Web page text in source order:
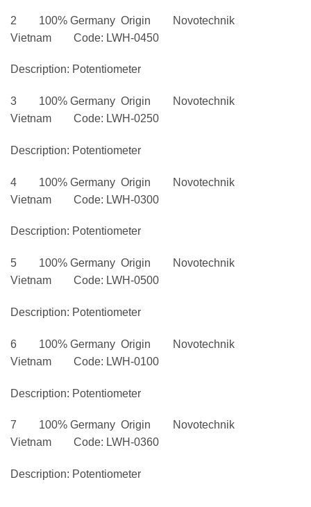
2 100% Germany Origin Novotechnik
Vietnam Code: LWH-0450
Description: Potentiometer
3 100% Germany Origin Novotechnik
Vietnam Code: LWH-0250
Description: Potentiometer
4 100% Germany Origin Novotechnik
Vietnam Code: LWH-0300
Description: Potentiometer
5 100% Germany Origin Novotechnik
Vietnam Code: LWH-0500
Description: Potentiometer
6 100% Germany Origin Novotechnik
Vietnam Code: LWH-0100
Description: Potentiometer
7 100% Germany Origin Novotechnik
Vietnam Code: LWH-0360
Description: Potentiometer